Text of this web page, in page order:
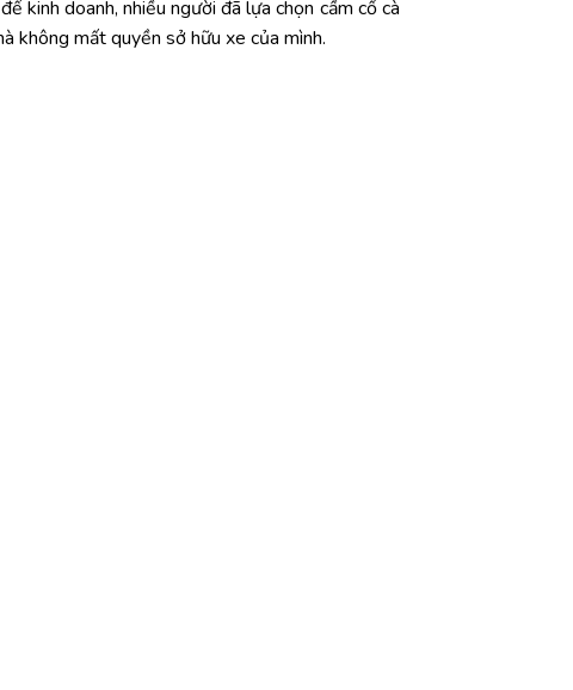
kinh doanh, nhiều người đã lựa chọn cầm cố cà
không mất quyền sở hữu xe của mình.